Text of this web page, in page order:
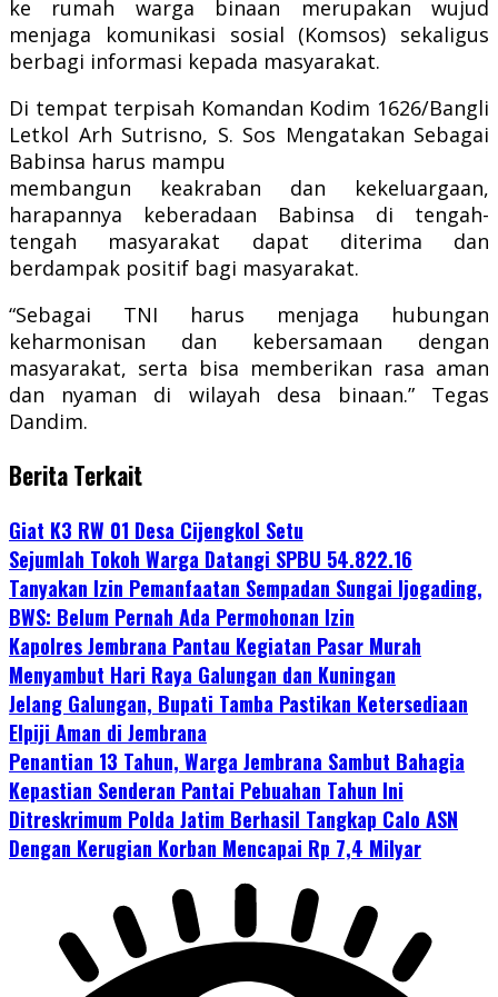
ke rumah warga binaan merupakan wujud
menjaga komunikasi sosial (Komsos) sekaligus
berbagi informasi kepada masyarakat.
Di tempat terpisah Komandan Kodim 1626/Bangli
Letkol Arh Sutrisno, S. Sos Mengatakan Sebagai
Babinsa harus mampu
membangun keakraban dan kekeluargaan,
harapannya keberadaan Babinsa di tengah-
tengah masyarakat dapat diterima dan
berdampak positif bagi masyarakat.
“Sebagai TNI harus menjaga hubungan
keharmonisan dan kebersamaan dengan
masyarakat, serta bisa memberikan rasa aman
dan nyaman di wilayah desa binaan.” Tegas
Dandim.
Berita Terkait
Giat K3 RW 01 Desa Cijengkol Setu
Sejumlah Tokoh Warga Datangi SPBU 54.822.16
Tanyakan Izin Pemanfaatan Sempadan Sungai Ijogading,
BWS: Belum Pernah Ada Permohonan Izin
Kapolres Jembrana Pantau Kegiatan Pasar Murah
Menyambut Hari Raya Galungan dan Kuningan
Jelang Galungan, Bupati Tamba Pastikan Ketersediaan
Elpiji Aman di Jembrana
Penantian 13 Tahun, Warga Jembrana Sambut Bahagia
Kepastian Senderan Pantai Pebuahan Tahun Ini
Ditreskrimum Polda Jatim Berhasil Tangkap Calo ASN
Dengan Kerugian Korban Mencapai Rp 7,4 Milyar